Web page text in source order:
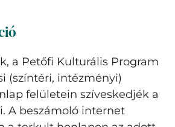
a Petőfi Kulturális Program
(színtéri, intézményi)
felületein szíveskedjék a
A beszámoló internet